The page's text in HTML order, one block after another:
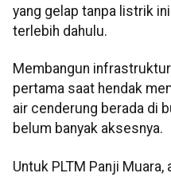
yang gelap tanpa listrik
terlebih dahulu.
Membangun
pertama saat hendak
air cenderung berada di
belum banyak aksesnya.
Untuk PLTM Panji